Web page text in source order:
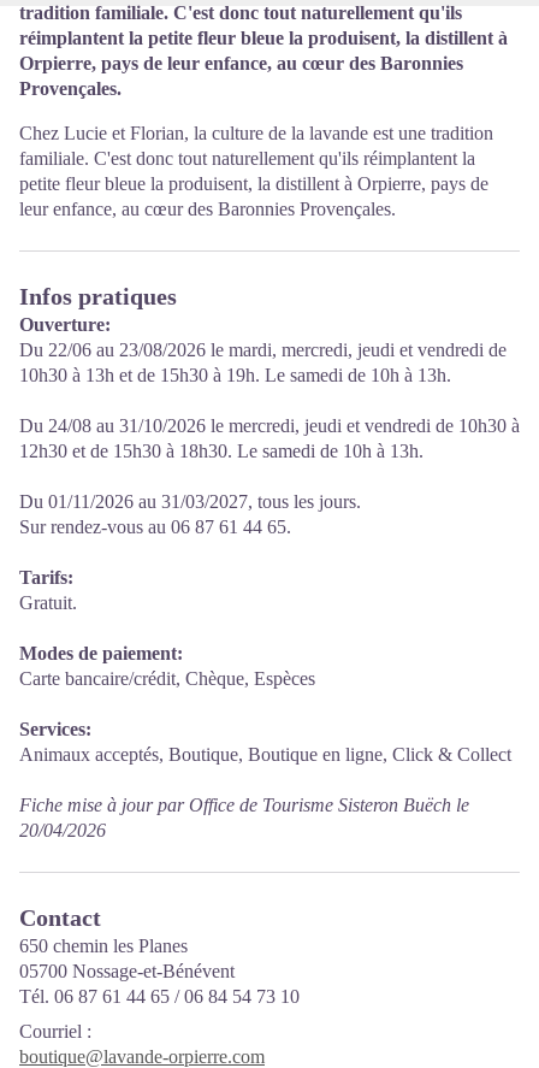
tradition familiale. C'est donc tout naturellement qu'ils
réimplantent la petite fleur bleue la produisent, la distillent à
Orpierre, pays de leur enfance, au cœur des Baronnies
Provençales.
Chez Lucie et Florian, la culture de la lavande est une tradition
familiale. C'est donc tout naturellement qu'ils réimplantent la
petite fleur bleue la produisent, la distillent à Orpierre, pays de
leur enfance, au cœur des Baronnies Provençales.
Infos pratiques
Ouverture:
Du 22/06 au 23/08/2026 le mardi, mercredi, jeudi et vendredi de
10h30 à 13h et de 15h30 à 19h. Le samedi de 10h à 13h.
Du 24/08 au 31/10/2026 le mercredi, jeudi et vendredi de 10h30 à
12h30 et de 15h30 à 18h30. Le samedi de 10h à 13h.
Du 01/11/2026 au 31/03/2027, tous les jours.
Sur rendez-vous au 06 87 61 44 65.
Tarifs:
Gratuit.
Modes de paiement:
Carte bancaire/crédit, Chèque, Espèces
Services:
Animaux acceptés, Boutique, Boutique en ligne, Click & Collect
Fiche mise à jour par Office de Tourisme Sisteron Buëch le
20/04/2026
Contact
650 chemin les Planes
05700 Nossage-et-Bénévent
Tél. 06 87 61 44 65 / 06 84 54 73 10
Courriel :
boutique@lavande-orpierre.com